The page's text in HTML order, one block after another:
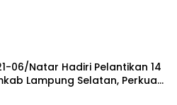
06/Natar Hadiri Pelantikan 14
Lampung Selatan, Perkuat
Pemerintah Daerah